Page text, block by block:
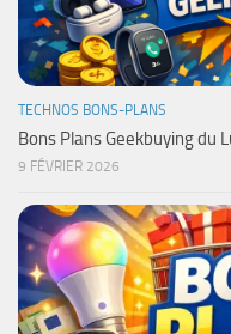
TECHNOS BONS-PLANS
Bons Plans Geekbuying du
9 FÉVRIER 2026